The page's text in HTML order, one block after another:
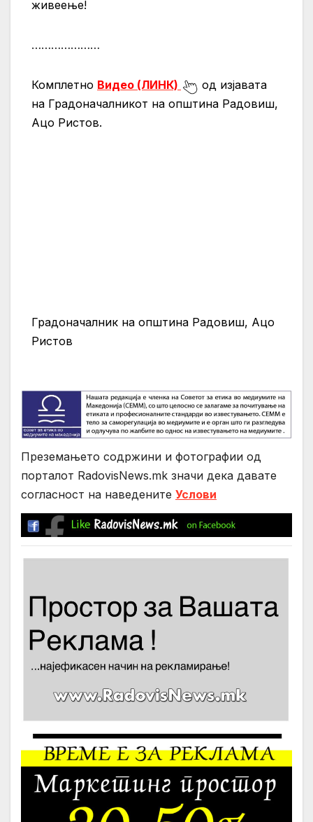
живеење!
…………………
Комплетно Видео (ЛИНК)
од изјавата
на Градоначалникот на општина Радовиш,
Ацо Ристов.
Градоначалник на општина Радовиш, Ацо
Ристов
Преземањето содржини и фотографии од
порталот RadovisNews.mk значи дека давате
согласност на нaведените Услови